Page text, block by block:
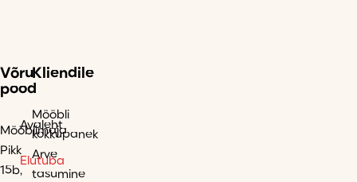
Võru
pood
Mööblimaja
Pikk
15b,
Kliendile
Mööbli
kokkupanek
Arve
tasumine
Avaleht
Elutuba